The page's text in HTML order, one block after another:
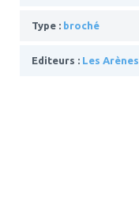
Type : broché
Editeurs : Les Arènes